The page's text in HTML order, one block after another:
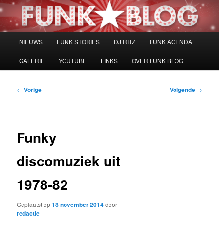
Spring
naar
NIEUWS FUNK STORIES DJ RITZ FUNK AGENDA
GALERIE YOUTUBE LINKS OVER FUNK BLOG
Bericht
← Vorige Volgende →
Funky
discomuziek uit
1978-82
Geplaatst op18 november 2014door
redactie